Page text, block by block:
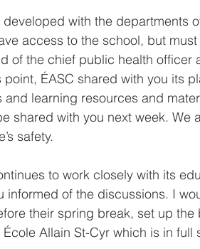
with the departments
access to the school, but
of the chief public health officer
point, ÉASC shared with you its
and learning resources and
shared with you next week. We
safety.
to work closely with its
informed of the discussions. I
their spring break, set up
Allain St-Cyr which is in